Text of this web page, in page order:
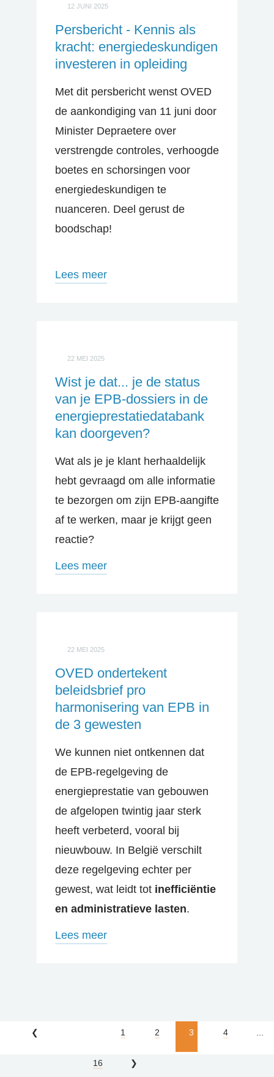
12 JUNI 2025
Persbericht - Kennis als
kracht: energiedeskundigen
investeren in opleiding
Met dit persbericht wenst OVED
de aankondiging van 11 juni door
Minister Depraetere over
verstrengde controles, verhoogde
boetes en schorsingen voor
energiedeskundigen te
nuanceren. Deel gerust de
boodschap!
Lees meer
22 MEI 2025
Wist je dat... je de status
van je EPB-dossiers in de
energieprestatiedatabank
kan doorgeven?
Wat als je je klant herhaaldelijk
hebt gevraagd om alle informatie
te bezorgen om zijn EPB-aangifte
af te werken, maar je krijgt geen
reactie?
Lees meer
22 MEI 2025
OVED ondertekent
beleidsbrief pro
harmonisering van EPB in
de 3 gewesten
We kunnen niet ontkennen dat
de EPB-regelgeving de
energieprestatie van gebouwen
de afgelopen twintig jaar sterk
heeft verbeterd, vooral bij
nieuwbouw. In België verschilt
deze regelgeving echter per
gewest, wat leidt tot inefficiëntie
en administratieve lasten.
Lees meer
1 2 3 4
16